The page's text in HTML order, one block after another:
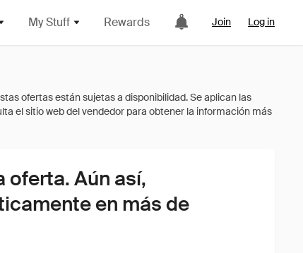
My Stuff Rewards Join Log in
oferta. Aún así,
en más de